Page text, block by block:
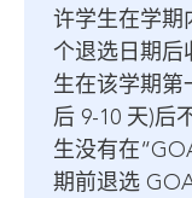
许学生在学期
个退选日期后
生在该学期第
后 9-10 天)后
生没有在
期前退选